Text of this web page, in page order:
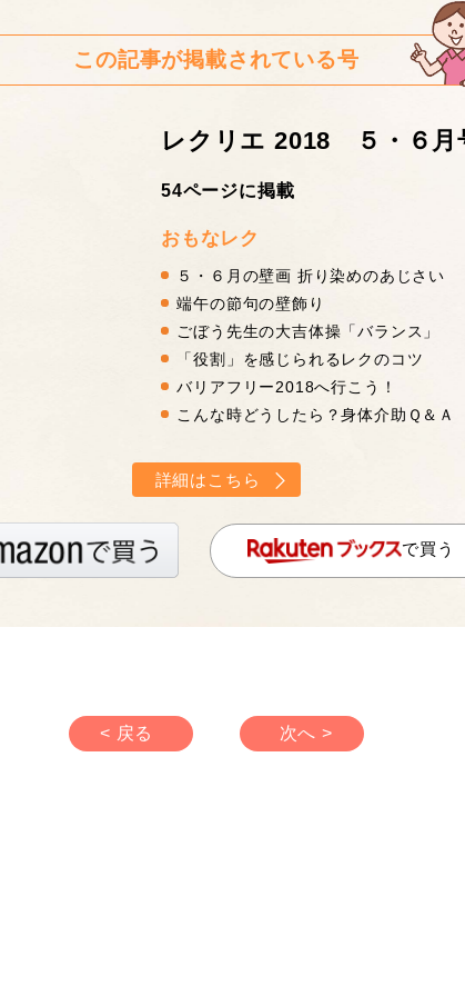
この記事が掲載されている号
レクリエ 2018 ５・６月
54ページに掲載
おもなレク
５・６月の壁画 折り染めのあじさい
端午の節句の壁飾り
ごぼう先生の大吉体操「バランス」
「役割」を感じられるレクのコツ
バリアフリー2018へ行こう！
こんな時どうしたら？身体介助Ｑ＆Ａ
詳細はこちら
で買う
< 戻る 次へ >